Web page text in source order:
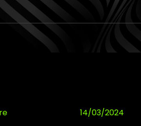
14/03/2024